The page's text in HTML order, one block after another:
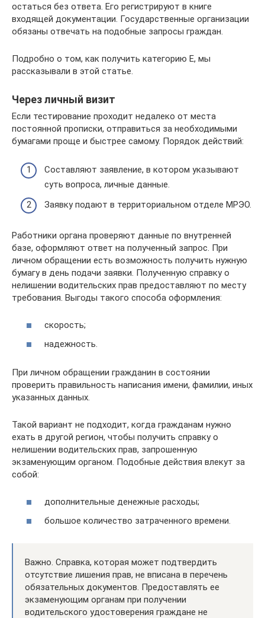
остаться без ответа. Его регистрируют в книге
входящей документации. Государственные организации
обязаны отвечать на подобные запросы граждан.
Подробно о том, как получить категорию Е, мы
рассказывали в этой статье.
Через личный визит
Если тестирование проходит недалеко от места
постоянной прописки, отправиться за необходимыми
бумагами проще и быстрее самому. Порядок действий:
Составляют заявление, в котором указывают
суть вопроса, личные данные.
Заявку подают в территориальном отделе МРЭО.
Работники органа проверяют данные по внутренней
базе, оформляют ответ на полученный запрос. При
личном обращении есть возможность получить нужную
бумагу в день подачи заявки. Полученную справку о
нелишении водительских прав предоставляют по месту
требования. Выгоды такого способа оформления:
скорость;
надежность.
При личном обращении гражданин в состоянии
проверить правильность написания имени, фамилии, иных
указанных данных.
Такой вариант не подходит, когда гражданам нужно
ехать в другой регион, чтобы получить справку о
нелишении водительских прав, запрошенную
экзаменующим органом. Подобные действия влекут за
собой:
дополнительные денежные расходы;
большое количество затраченного времени.
Важно. Справка, которая может подтвердить
отсутствие лишения прав, не вписана в перечень
обязательных документов. Предоставлять ее
экзаменующим органам при получении
водительского удостоверения граждане не